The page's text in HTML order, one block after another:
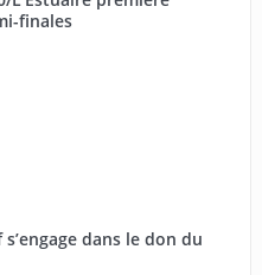
finales
dans le don du